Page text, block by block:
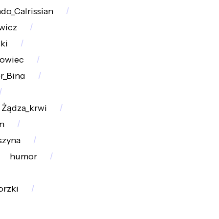
Żądza_krwi
humor